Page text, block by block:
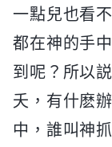
一點兒也看
都在神的手
到呢？所以
夭，有什麽
中，誰叫神